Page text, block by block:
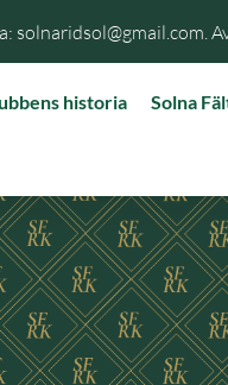
solnaridsol@gmail.com.
historia Solna